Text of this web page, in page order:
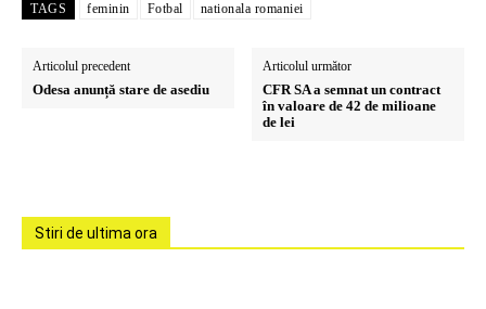
TAGS feminin Fotbal nationala romaniei
Articolul precedent
Odesa anunță stare de asediu
Articolul următor
CFR SA a semnat un contract
în valoare de 42 de milioane
de lei
Stiri de ultima ora